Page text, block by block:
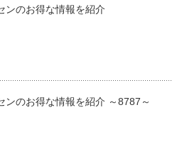
ンのお得な情報を紹介
ンのお得な情報を紹介 ～8787～